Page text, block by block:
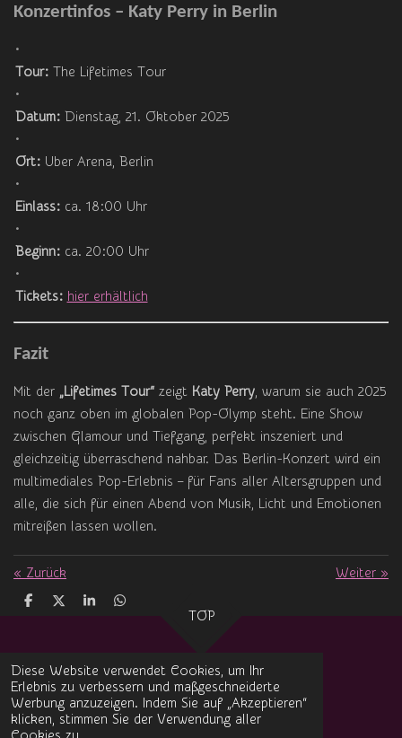
Diese Website verwendet Cookies, um Ihr
Erlebnis zu verbessern und maßgeschneiderte
Werbung anzuzeigen. Indem Sie auf „Akzeptieren“
klicken, stimmen Sie der Verwendung aller
Konzertinfos – Katy Perry in Berlin
Tour:The Lifetimes Tour
Datum:Dienstag, 21. Oktober 2025
Ort:Uber Arena, Berlin
Einlass:ca. 18:00 Uhr
Beginn:ca. 20:00 Uhr
Tickets: hier erhältlich
Fazit
Mit der „Lifetimes Tour“ zeigt Katy Perry, warum sie auch 2025
noch ganz oben im globalen Pop-Olymp steht. Eine Show
zwischen Glamour und Tiefgang, perfekt inszeniert und
gleichzeitig überraschend nahbar. Das Berlin-Konzert wird ein
multimediales Pop-Erlebnis – für Fans aller Altersgruppen und
alle, die sich für einen Abend von Musik, Licht und Emotionen
mitreißen lassen wollen.
« Zurück Weiter »
T
n
T
n
T
n
T
n
TOP
Impressum
Datenschutz